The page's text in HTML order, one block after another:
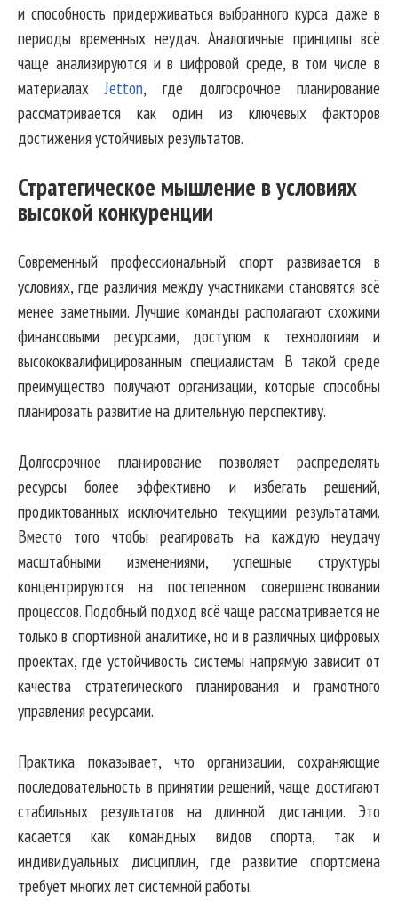
и способность придерживаться выбранного курса даже в
периоды временных неудач. Аналогичные принципы всё
чаще анализируются и в цифровой среде, в том числе в
материалахJetton, где долгосрочное планирование
рассматривается как один из ключевых факторов
достижения устойчивых результатов.
Стратегическое мышление в условиях
высокой конкуренции
Современный профессиональный спорт развивается в
условиях, где различия между участниками становятся всё
менее заметными. Лучшие команды располагают схожими
финансовыми ресурсами, доступом к технологиям и
высококвалифицированным специалистам. В такой среде
преимущество получают организации, которые способны
планировать развитие на длительную перспективу.
Долгосрочное планирование позволяет распределять
ресурсы более эффективно и избегать решений,
продиктованных исключительно текущими результатами.
Вместо того чтобы реагировать на каждую неудачу
масштабными изменениями, успешные структуры
концентрируются на постепенном совершенствовании
процессов. Подобный подход всё чаще рассматривается не
только в спортивной аналитике, но и в различных цифровых
проектах, где устойчивость системы напрямую зависит от
качества стратегического планирования и грамотного
управления ресурсами.
Практика показывает, что организации, сохраняющие
последовательность в принятии решений, чаще достигают
стабильных результатов на длинной дистанции. Это
касается как командных видов спорта, так и
индивидуальных дисциплин, где развитие спортсмена
требует многих лет системной работы.